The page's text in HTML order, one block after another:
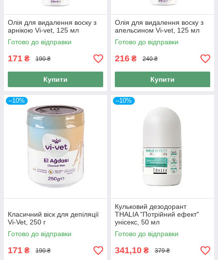
Олія для видалення воску з
арнікою Vi-vet, 125 мл
Готово до відправки
171 ₴ 190 ₴
Купити
Олія для видалення воску з
апельсином Vi-vet, 125 мл
Готово до відправки
216 ₴ 240 ₴
Купити
–10%
Класичний віск для депіляції
Vi-Vet, 250 г
Готово до відправки
171 ₴ 190 ₴
–10%
Кульковий дезодорант
THALIA "Потрійний ефект"
унісекс, 50 мл
Готово до відправки
341,10 ₴ 379 ₴